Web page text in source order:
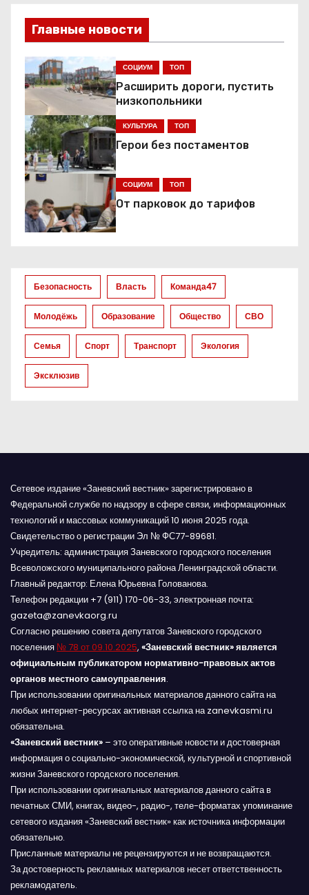
в
и
г
а
ц
и
я
п
з
а
п
и
с
м
Главные новости
СОЦИУМ ТОП
Расширить дороги, пустить
низкопольники
КУЛЬТУРА ТОП
Герои без постаментов
СОЦИУМ ТОП
От парковок до тарифов
Безопасность Власть Команда47
Молодёжь Образование Общество СВО
Семья Спорт Транспорт Экология
Эксклюзив
Сетевое издание «Заневский вестник» зарегистрировано в
Федеральной службе по надзору в сфере связи, информационных
технологий и массовых коммуникаций 10 июня 2025 года.
Свидетельство о регистрации Эл № ФС77-89681.
Учредитель: администрация Заневского городского поселения
Всеволожского муниципального района Ленинградской области.
Главный редактор: Елена Юрьевна Голованова.
Телефон редакции +7 (911) 170-06-33, электронная почта:
gazeta@zanevkaorg.ru
Согласно решению совета депутатов Заневского городского
поселения № 78 от 09.10.2025, «Заневский вестник» является
официальным публикатором нормативно-правовых актов
органов местного самоуправления.
При использовании оригинальных материалов данного сайта на
любых интернет-ресурсах активная ссылка на zanevkasmi.ru
обязательна.
«Заневский вестник» – это оперативные новости и достоверная
информация о социально-экономической, культурной и спортивной
жизни Заневского городского поселения.
При использовании оригинальных материалов данного сайта в
печатных СМИ, книгах, видео-, радио-, теле-форматах упоминание
сетевого издания «Заневский вестник» как источника информации
обязательно.
Присланные материалы не рецензируются и не возвращаются.
За достоверность рекламных материалов несет ответственность
рекламодатель.